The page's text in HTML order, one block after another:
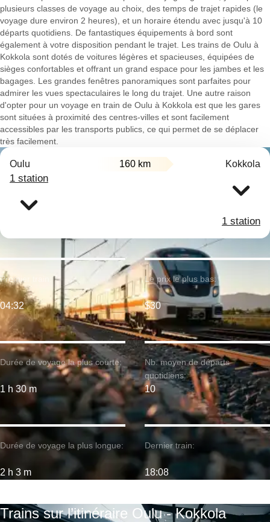
plusieurs classes de voyage au choix, des temps de trajet rapides (le
voyage dure environ 2 heures), et un horaire étendu avec jusqu'à 10
départs quotidiens. De fantastiques équipements à bord sont
également à votre disposition pendant le trajet. Les trains de Oulu à
Kokkola sont dotés de voitures légères et spacieuses, équipées de
sièges confortables et offrant un grand espace pour les jambes et les
bagages. Les grandes fenêtres panoramiques sont parfaites pour
admirer les vues spectaculaires le long du trajet. Une autre raison
d'opter pour un voyage en train de Oulu à Kokkola est que les gares
sont situées à proximité des centres-villes et sont facilement
accessibles par les transports publics, ce qui permet de se déplacer
très facilement.
Oulu 160 km Kokkola
1 station
1 station
Durée de voyage la plus courte:
1 h 30 m
Premier train:
04:32
Durée de voyage la plus longue:
2 h 3 m
Le prix le plus bas:
$30
Nb. moyen de départs
quotidiens:
10
Dernier train:
18:08
Trains sur l’itinéraire Oulu - Kokkola